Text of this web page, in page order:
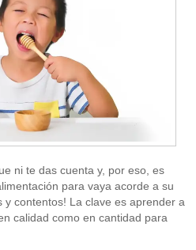
ni te das cuenta y, por eso, es
para vaya acorde a su
y contentos! La clave es aprender a
calidad como en cantidad para